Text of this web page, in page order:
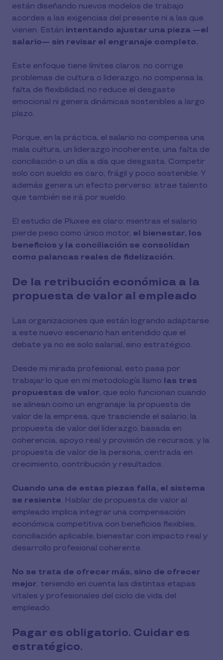
están diseñando nuevos modelos de trabajo
acordes a las exigencias del presente ni a las que
vienen. Están intentando ajustar una pieza —el
salario— sin revisar el engranaje completo.
Este enfoque tiene límites claros: no corrige
problemas de cultura o liderazgo, no compensa la
falta de flexibilidad, no reduce el desgaste
emocional ni genera dinámicas sostenibles a largo
plazo.
Porque, en la práctica, el salario no compensa una
mala cultura, un liderazgo incoherente, una falta de
conciliación o un día a día que desgasta. Competir
solo con sueldo es caro, frágil y poco sostenible. Y
además genera un efecto perverso: atrae talento
que también se irá por sueldo.
El estudio de Pluxee es claro: mientras el salario
pierde peso como único motor, el bienestar, los
beneficios y la conciliación se consolidan
como palancas reales de fidelización.
De la retribución económica a la
propuesta de valor al empleado
Las organizaciones que están logrando adaptarse
a este nuevo escenario han entendido que el
debate ya no es solo salarial, sino estratégico.
Desde mi mirada profesional, esto pasa por
trabajar lo que en mi metodología llamo las tres
propuestas de valor, que solo funcionan cuando
se alinean como un engranaje: la propuesta de
valor de la empresa, que trasciende el salario; la
propuesta de valor del liderazgo, basada en
coherencia, apoyo real y provisión de recursos; y la
propuesta de valor de la persona, centrada en
crecimiento, contribución y resultados.
Cuando una de estas piezas falla, el sistema
se resiente. Hablar de propuesta de valor al
empleado implica integrar una compensación
económica competitiva con beneficios flexibles,
conciliación aplicable, bienestar con impacto real y
desarrollo profesional coherente.
No se trata de ofrecer más, sino de ofrecer
mejor, teniendo en cuenta las distintas etapas
vitales y profesionales del ciclo de vida del
empleado.
Pagar es obligatorio. Cuidar es
estratégico.